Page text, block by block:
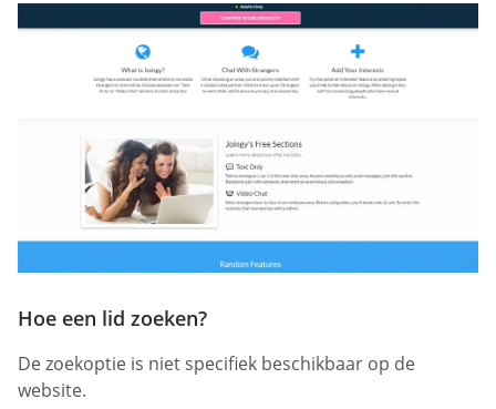
Hoe een lid zoeken?
De zoekoptie is niet specifiek beschikbaar op de
website.